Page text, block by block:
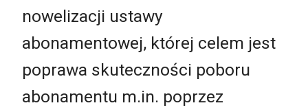
nowelizacji ustawy
abonamentowej, której celem jest
poprawa skuteczności poboru
abonamentu m.in. poprzez